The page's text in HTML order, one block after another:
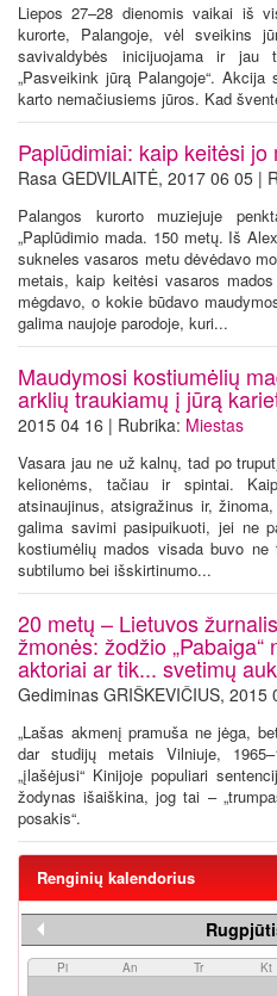
Liepos 27–28 dienomis vaikai iš
kurorte, Palangoje, vėl sveikins
savivaldybės inicijuojama ir jau
„Pasveikink jūrą Palangoje“.
karto nemačiusiems jūros. Kad
Paplūdimiai: kaip keitėsi
Rasa GEDVILAITĖ, 2017 06 05 |
Palangos kurorto muziejuje
„Paplūdimio mada. 150 metų. Iš
sukneles vasaros metu dėvėdavo
metais, kaip keitėsi vasaros
mėgdavo, o kokie būdavo
galima naujoje parodoje, kuri...
Maudymosi kostiumėlių
arklių traukiamų į jūrą
2015 04 16 | Rubrika: Miestas
Vasara jau ne už kalnų, tad po
kelionėms, tačiau ir spintai.
atsinaujinus, atsigražinus ir,
galima savimi pasipuikuoti, jei ne
kostiumėlių mados visada buvo
subtilumo bei išskirtinumo...
20 metų – Lietuvos
žmonės: žodžio
aktoriai ar tik... svetimų
Gediminas GRIŠKEVIČIUS, 2015
„Lašas akmenį pramuša ne jėga,
dar studijų metais Vilniuje,
„įlašėjusi“ Kinijoje populiari
žodynas išaiškina, jog tai –
posakis“.
Renginių kalendorius
Pi An Tr Kt